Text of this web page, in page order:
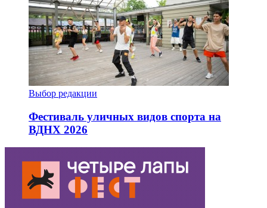
Выбор редакции
Фестиваль уличных видов спорта на
ВДНХ 2026